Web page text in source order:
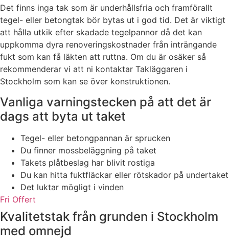
Det finns inga tak som är underhållsfria och framförallt
tegel- eller betongtak bör bytas ut i god tid. Det är viktigt
att hålla utkik efter skadade tegelpannor då det kan
uppkomma dyra renoveringskostnader från inträngande
fukt som kan få läkten att ruttna. Om du är osäker så
rekommenderar vi att ni kontaktar Takläggaren i
Stockholm som kan se över konstruktionen.
Vanliga varningstecken på att det är
dags att byta ut taket
Tegel- eller betongpannan är sprucken
Du finner mossbeläggning på taket
Takets plåtbeslag har blivit rostiga
Du kan hitta fuktfläckar eller rötskador på undertaket
Det luktar mögligt i vinden
Fri Offert
Kvalitetstak från grunden i Stockholm
med omnejd